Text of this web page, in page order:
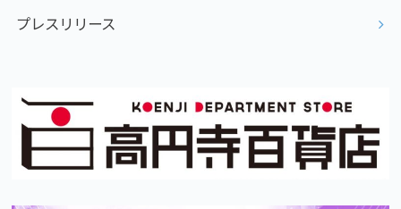
プレスリリース